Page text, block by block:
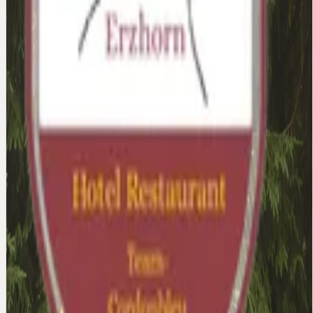
Terug
Welkom in ons hotel. Hier vindt u alle informatie die u
nodig heeftötigen.
Wo finde ich was:
Klik op de button voor het toeristenbureau
Tourismusbüro
Hotel Erzhorn